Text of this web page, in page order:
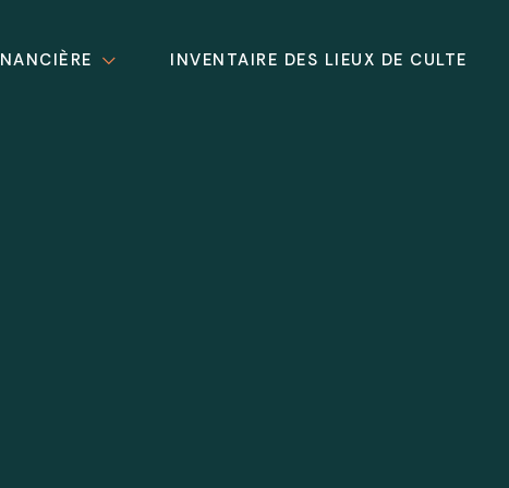
INVENTAIRE DES LIEUX DE CULTE